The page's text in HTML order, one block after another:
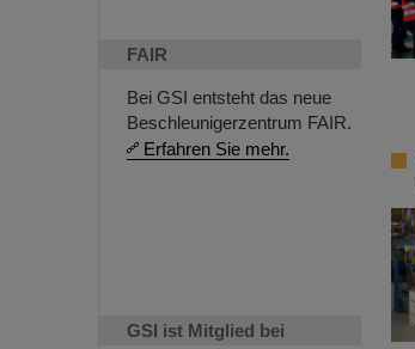
FAIR
Bei GSI entsteht das neue
Beschleunigerzentrum FAIR.
Erfahren Sie mehr.
GSI ist Mitglied bei